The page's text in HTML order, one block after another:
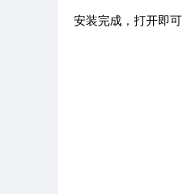
安装完成，打开即可